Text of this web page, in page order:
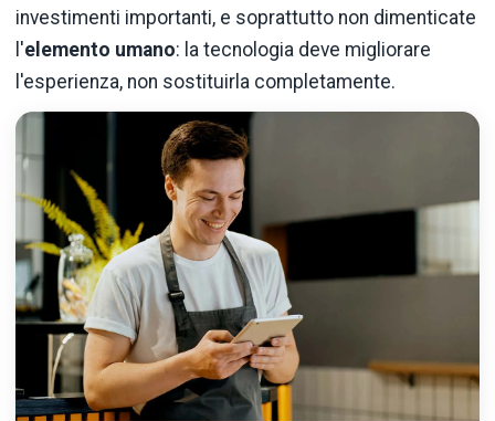
investimenti importanti, e soprattutto non dimenticate
l'elemento umano: la tecnologia deve migliorare
l'esperienza, non sostituirla completamente.